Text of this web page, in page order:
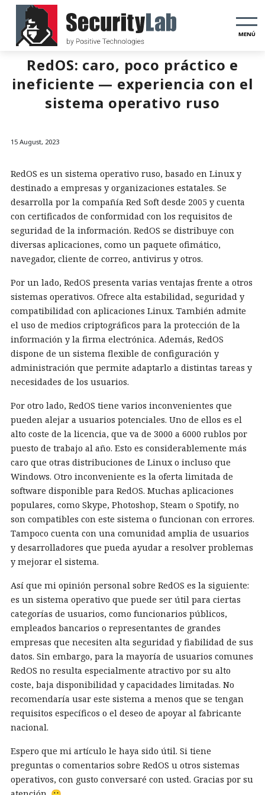
MENÚ
RedOS: caro, poco práctico e
ineficiente — experiencia con el
sistema operativo ruso
15 August, 2023
RedOS es un sistema operativo ruso, basado en Linux y
destinado a empresas y organizaciones estatales. Se
desarrolla por la compañía Red Soft desde 2005 y cuenta
con certificados de conformidad con los requisitos de
seguridad de la información. RedOS se distribuye con
diversas aplicaciones, como un paquete ofimático,
navegador, cliente de correo, antivirus y otros.
Por un lado, RedOS presenta varias ventajas frente a otros
sistemas operativos. Ofrece alta estabilidad, seguridad y
compatibilidad con aplicaciones Linux. También admite
el uso de medios criptográficos para la protección de la
información y la firma electrónica. Además, RedOS
dispone de un sistema flexible de configuración y
administración que permite adaptarlo a distintas tareas y
necesidades de los usuarios.
Por otro lado, RedOS tiene varios inconvenientes que
pueden alejar a usuarios potenciales. Uno de ellos es el
alto coste de la licencia, que va de 3000 a 6000 rublos por
puesto de trabajo al año. Esto es considerablemente más
caro que otras distribuciones de Linux o incluso que
Windows. Otro inconveniente es la oferta limitada de
software disponible para RedOS. Muchas aplicaciones
populares, como Skype, Photoshop, Steam o Spotify, no
son compatibles con este sistema o funcionan con errores.
Tampoco cuenta con una comunidad amplia de usuarios
y desarrolladores que pueda ayudar a resolver problemas
y mejorar el sistema.
Así que mi opinión personal sobre RedOS es la siguiente:
es un sistema operativo que puede ser útil para ciertas
categorías de usuarios, como funcionarios públicos,
empleados bancarios o representantes de grandes
empresas que necesiten alta seguridad y fiabilidad de sus
datos. Sin embargo, para la mayoría de usuarios comunes
RedOS no resulta especialmente atractivo por su alto
coste, baja disponibilidad y capacidades limitadas. No
recomendaría usar este sistema a menos que se tengan
requisitos específicos o el deseo de apoyar al fabricante
nacional.
Espero que mi artículo le haya sido útil. Si tiene
preguntas o comentarios sobre RedOS u otros sistemas
operativos, con gusto conversaré con usted. Gracias por su